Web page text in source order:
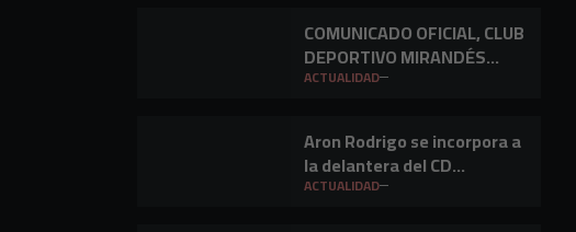
COMUNICADO OFICIAL, CLUB
DEPORTIVO MIRANDÉS
S.A.D.
ACTUALIDAD
Aron Rodrigo se incorpora a
la delantera del CD
Mirandés
ACTUALIDAD